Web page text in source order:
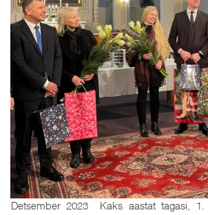
Detsember 2023 Kaks aastat tagasi, 1.